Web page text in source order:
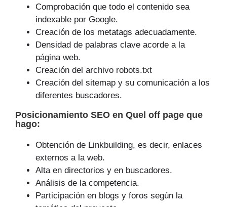
Comprobación que todo el contenido sea
indexable por Google.
Creación de los metatags adecuadamente.
Densidad de palabras clave acorde a la
página web.
Creación del archivo robots.txt
Creación del sitemap y su comunicación a los
diferentes buscadores.
Posicionamiento SEO en Quel off page que
hago:
Obtención de Linkbuilding, es decir, enlaces
externos a la web.
Alta en directorios y en buscadores.
Análisis de la competencia.
Participación en blogs y foros según la